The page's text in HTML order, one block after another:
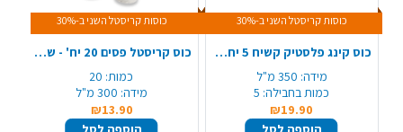
כוסות קריסטל השני ב-30%
כוס קינג פלסטיק קשיח 5 יח' - שקוף
מידה: 350 מ"ל
כמות בחבילה: 5
₪19.90
כוסות קריסטל השני ב-30%
כוס קריסטל פסים 20 יח' - שקוף
כמות: 20
מידה: 300 מ"ל
₪13.90